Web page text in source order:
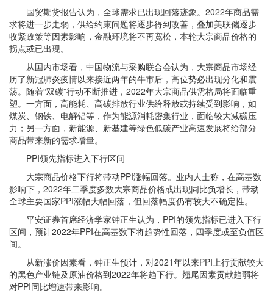
国贸期货报告认为，全球需求已出现回落迹象。2022年商品需
求将进一步走弱，供给约束问题将逐步得到改善，叠加美联储逐步
收紧政策等因素影响，金融环境将不再宽松，本轮大宗商品价格的
拐点或已出现。
从国内市场看，中国物流与采购联合会认为，大宗商品市场经
历了新冠肺炎疫情以来接近两年的牛市后，高位势必出现分化和震
荡。随着“双碳”行动不断推进，2022年大宗商品供需格局将面临重
塑。一方面，高能耗、高碳排放行业供给释放或持续受到影响，如
煤炭、钢铁、电解铝等，作为能源消耗密集行业，面临较大减碳压
力；另一方面，新能源、新基建等绿色低碳产业高速发展将给部分
商品带来新的需求增量。
PPI领先指标进入下行区间
大宗商品价格下行将带动PPI涨幅回落。业内人士称，在高基数
影响下，2022年二季度多数大宗商品价格或出现同比负增长，带动
全球主要国家PPI涨幅大幅回落，但回落幅度仍有较大不确定性。
平安证券首席经济学家钟正生认为，PPI的领先指标已进入下行
区间，预计2022年PPI在高基数下将趋势性回落，四季度或至负值区
间。
从新涨价因素看，钟正生预计，对2021年以来PPI上行贡献较大
的黑色产业链及原油价格到2022年将趋下行。翘尾因素贡献趋弱将
对PPI同比增速带来影响。